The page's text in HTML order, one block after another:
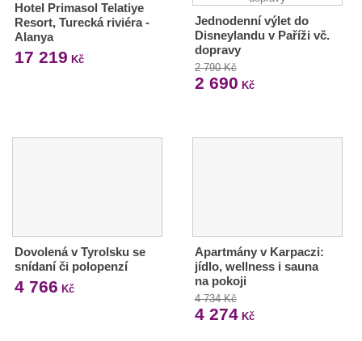
Hotel Primasol Telatiye
Resort, Turecká riviéra -
Alanya
17 219 Kč
Jednodenní výlet do
Disneylandu v Paříži vč.
dopravy
2 790 Kč
2 690 Kč
Dovolená v Tyrolsku se
snídaní či polopenzí
4 766 Kč
Apartmány v Karpaczi:
jídlo, wellness i sauna
na pokoji
4 734 Kč
4 274Kč